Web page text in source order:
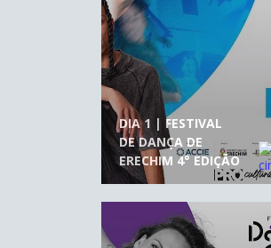
DIA 1 | FESTIVAL
DE DANÇA DE
ERECHIM 4° EDIÇÃO